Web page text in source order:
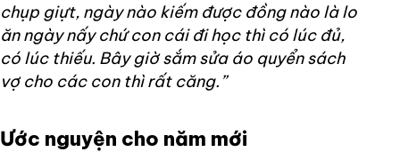
chụp giựt, ngày nào kiếm được đồng nào là lo
ăn ngày nấy chứ con cái đi học thì có lúc đủ,
có lúc thiếu. Bây giờ sắm sửa áo quyển sách
vợ cho các con thì rất căng.”
Ước nguyện cho năm mới